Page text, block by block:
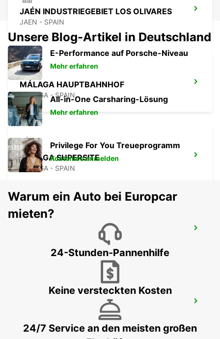
JAÉN INDUSTRIEGEBIET LOS OLIVARES
JAEN - SPAIN
MÁLAGA HAUPTBAHNHOF
MALAGA - SPAIN
MALAGA SUPERSITE
MALAGA - SPAIN
MÁLAGA FLUGHAFEN
TORREMOLINOS - SPAIN
Unsere Blog-Artikel in Deutschland
E-Performance auf Porsche-Niveau
Mehr erfahren
All-in-One Carsharing-Lösung
Mehr erfahren
Privilege For You Treueprogramm
Kostenlos anmelden
Warum ein Auto bei Europcar
mieten?
24-Stunden-Pannenhilfe
Keine versteckten Kosten
24/7 Service an den meisten großen